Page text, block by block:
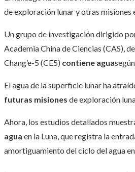
de exploración lunar y otras misiones
Un grupo de investigación dirigido
Academia China de Ciencias (CAS),
Chang’e-5 (CE5) contiene agua
El agua de la superficie lunar ha
futuras misiones de exploración
Ahora, los estudios detallados
agua en la Luna, que registra la
amortiguamiento del ciclo del agua